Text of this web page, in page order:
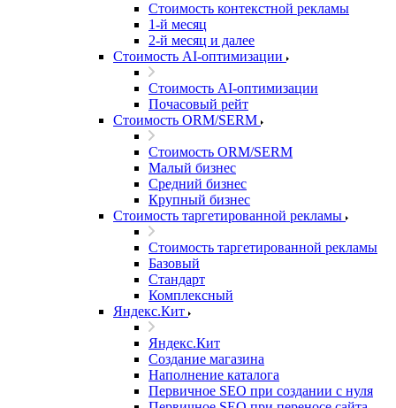
Стоимость контекстной рекламы
1-й месяц
2-й месяц и далее
Стоимость AI-оптимизации
Стоимость AI-оптимизации
Почасовый рейт
Стоимость ORM/SERM
Стоимость ORM/SERM
Малый бизнес
Средний бизнес
Крупный бизнес
Стоимость таргетированной рекламы
Стоимость таргетированной рекламы
Базовый
Стандарт
Комплексный
Яндекс.Кит
Яндекс.Кит
Создание магазина
Наполнение каталога
Первичное SEO при создании с нуля